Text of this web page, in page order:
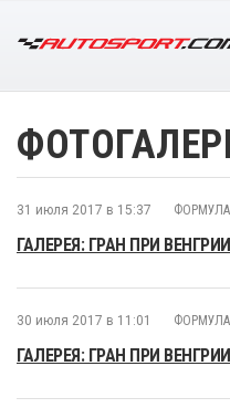
31 июля 2017 в 15:37 ФОРМУЛА
ГАЛЕРЕЯ: ГРАН ПРИ
30 июля 2017 в 11:01 ФОРМУЛА
ГАЛЕРЕЯ: ГРАН ПРИ